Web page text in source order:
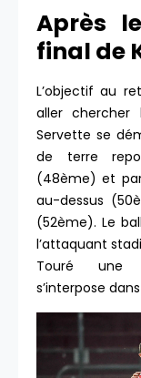
Après
final de
L’objectif au
aller chercher
Servette se
de terre
(48ème) et
au-dessus
(52ème). Le
l’attaquant
Touré une
s’interpose